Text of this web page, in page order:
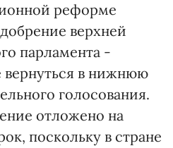
реформе
верхней
парламента -
вернуться в нижнюю
голосования.
отложено на
поскольку в стране